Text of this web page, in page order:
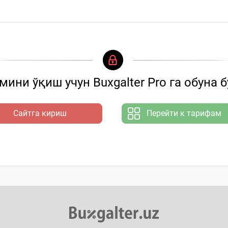
ўқиш учун Buxgalter Pro га обуна
Сайтга кириш Перейти к тарифам